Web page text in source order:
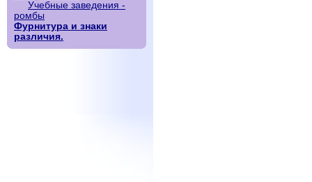
Учебные заведения -
ромбы
Фурнитура и знаки
различия.